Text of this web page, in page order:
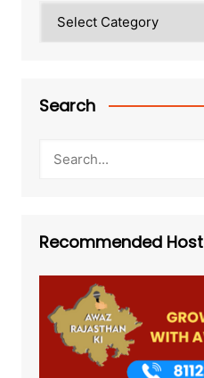
Search
Recommended Host